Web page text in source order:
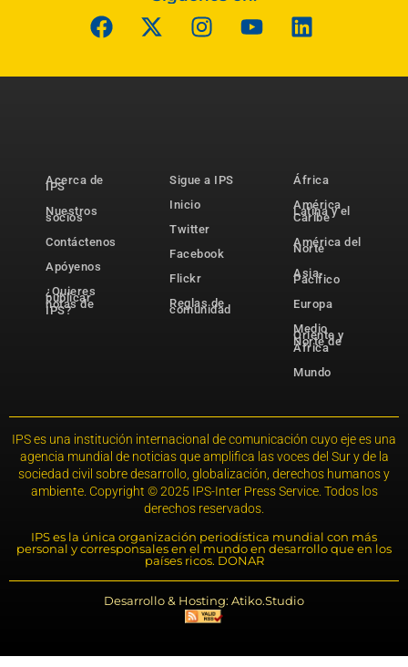
Acerca de
IPS
Nuestros
socios
Contáctenos
Apóyenos
¿Quieres
publicar
notas de
IPS?
Sigue a IPS
Inicio
Twitter
Facebook
Flickr
Reglas de
comunidad
África
América
Latina y el
Caribe
América del
Norte
Asia-
Pacífico
Europa
Medio
Oriente y
Norte de
África
Mundo
IPS es una institución internacional de comunicación cuyo eje es una
agencia mundial de noticias que amplifica las voces del Sur y de la
sociedad civil sobre desarrollo, globalización, derechos humanos y
ambiente. Copyright © 2025 IPS-Inter Press Service. Todos los
derechos reservados.
IPS es la única organización periodística mundial con más
personal y corresponsales en el mundo en desarrollo que en los
países ricos. DONAR
Desarrollo & Hosting: Atiko.Studio